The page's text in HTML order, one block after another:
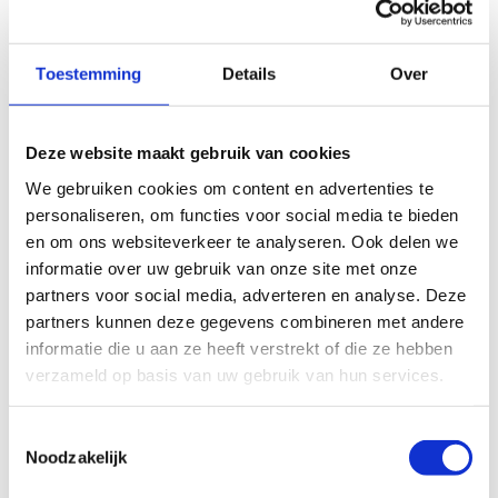
Toestemming Details Over
Deze website maakt gebruik van cookies
We gebruiken cookies om content en advertenties te
personaliseren, om functies voor social media te bieden
en om ons websiteverkeer te analyseren. Ook delen we
informatie over uw gebruik van onze site met onze
partners voor social media, adverteren en analyse. Deze
partners kunnen deze gegevens combineren met andere
informatie die u aan ze heeft verstrekt of die ze hebben
verzameld op basis van uw gebruik van hun services.
Noodzakelijk
Bezoek aan het Paulus eiland
Centraal gelegen hotel
Kunnen wij u helpen?
Telefonisch
088 3100 500
Op werkdagen bereikbaar tot 15:00 uur (woensdag en vrijdag tot 13:00)